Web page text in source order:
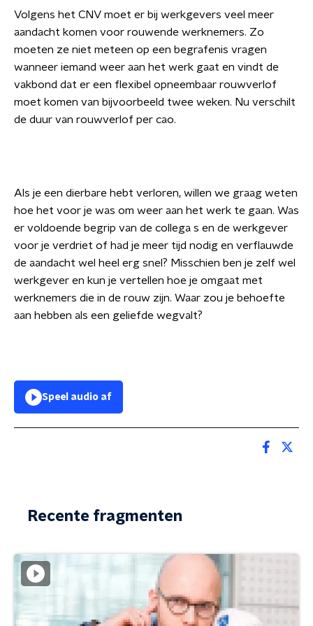
Volgens het CNV moet er bij werkgevers veel meer
aandacht komen voor rouwende werknemers. Zo
moeten ze niet meteen op een begrafenis vragen
wanneer iemand weer aan het werk gaat en vindt de
vakbond dat er een flexibel opneembaar rouwverlof
moet komen van bijvoorbeeld twee weken. Nu verschilt
de duur van rouwverlof per cao.
Als je een dierbare hebt verloren, willen we graag weten
hoe het voor je was om weer aan het werk te gaan. Was
er voldoende begrip van de collega s en de werkgever
voor je verdriet of had je meer tijd nodig en verflauwde
de aandacht wel heel erg snel? Misschien ben je zelf wel
werkgever en kun je vertellen hoe je omgaat met
werknemers die in de rouw zijn. Waar zou je behoefte
aan hebben als een geliefde wegvalt?
Speel audio af
Recente fragmenten